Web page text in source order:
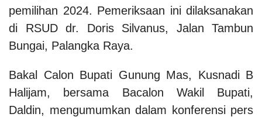
pemilihan 2024. Pemeriksaan ini dilaksanakan
di RSUD dr. Doris Silvanus, Jalan Tambun
Bungai, Palangka Raya.
Bakal Calon Bupati Gunung Mas, Kusnadi B
Halijam, bersama Bacalon Wakil Bupati,
Daldin, mengumumkan dalam konferensi pers